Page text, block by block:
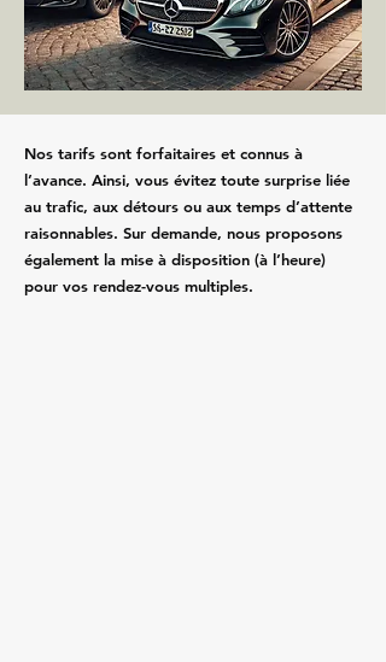
Nos tarifs sont forfaitaires et connus à
l’avance. Ainsi, vous évitez toute surprise liée
au trafic, aux détours ou aux temps d’attente
raisonnables. Sur demande, nous proposons
également la mise à disposition (à l’heure)
pour vos rendez-vous multiples.